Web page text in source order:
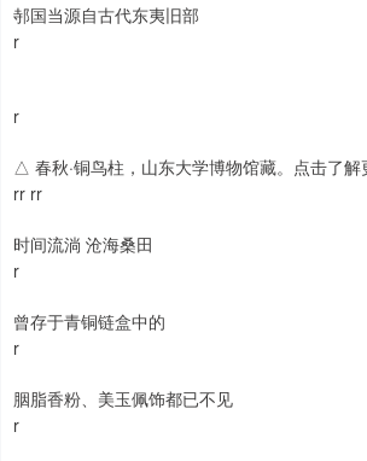
邿国当源自古代东夷旧部
r
r
△ 春秋·铜鸟柱，山东大学博物馆藏。点击了解
rr rr
时间流淌 沧海桑田
r
曾存于青铜链盒中的
r
胭脂香粉、美玉佩饰都已不见
r